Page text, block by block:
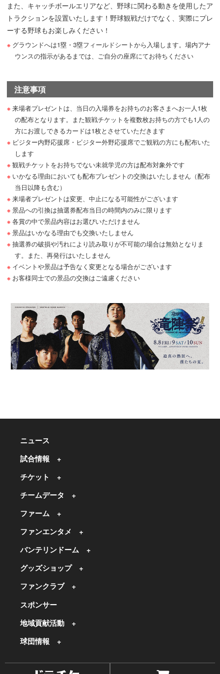
また、キャッチボールエリアなど、野球に関わる動きを使用したア
トラクションを設置いたします！野球観戦だけでなく、実際にプレ
ーする野球もお楽しみください！
グラウンドへは1塁・3塁フィールドシートから入場します。場内アナ
ウンスの指示があるまでは、ご自分の座席にてお待ちください
注意事項
来場者プレゼントは、当日の入場券をお持ちのお客さまへお一人1枚
の配布となります。また観戦チケットを複数枚お持ちの方でも1人の
方にお渡しできるカードは1枚とさせていただきます
ビジター内野応援席・ビジター外野応援席でご観戦の方にも配布いた
します
観戦チケットをお持ちでない未就学児の方は配布対象外です
いかなる理由においても配布プレゼントの交換はいたしません（配布
当日以降も含む）
来場者プレゼントは変更、中止になる可能性がございます
景品への引換は抽選券配布当日の時間内のみに限ります
各賞の中で景品内容はお選びいただけません
景品はいかなる理由でも交換いたしません
抽選券の破損や汚れにより読み取りが不可能の場合は無効となりま
す。また、再発行はいたしません
イベントや景品は予告なく変更となる場合がございます
お客様同士での景品の交換はご遠慮ください
ニュース
試合情報
チケット
チームデータ
ファーム
ファンエンタメ
バンテリンドーム
グッズショップ
ファンクラブ
スポンサー
地域貢献活動
球団情報